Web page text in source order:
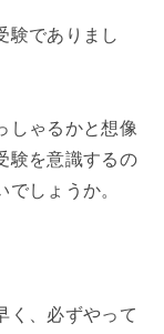
験でありまし
しゃるかと想像
験を意識するの
しょうか。
く、必ずやって